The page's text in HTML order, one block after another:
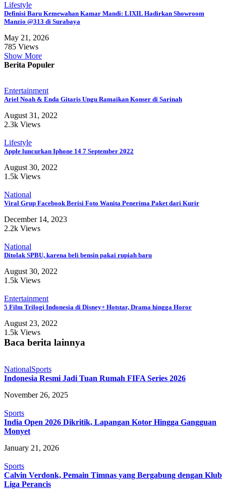
Lifestyle
Definisi Baru Kemewahan Kamar Mandi: LIXIL Hadirkan Showroom
Manzio @313 di Surabaya
May 21, 2026
785 Views
Show More
Berita Populer
Entertainment
Ariel Noah & Enda Gitaris Ungu Ramaikan Konser di Sarinah
August 31, 2022
2.3k Views
Lifestyle
Apple luncurkan Iphone 14 7 September 2022
August 30, 2022
1.5k Views
National
Viral Grup Facebook Berisi Foto Wanita Penerima Paket dari Kurir
December 14, 2023
2.2k Views
National
Ditolak SPBU, karena beli bensin pakai rupiah baru
August 30, 2022
1.5k Views
Entertainment
5 Film Trilogi Indonesia di Disney+ Hotstar, Drama hingga Horor
August 23, 2022
1.5k Views
Baca berita lainnya
NationalSports
Indonesia Resmi Jadi Tuan Rumah FIFA Series 2026
November 26, 2025
Sports
India Open 2026 Dikritik, Lapangan Kotor Hingga Gangguan
Monyet
January 21, 2026
Sports
Calvin Verdonk, Pemain Timnas yang Bergabung dengan Klub
Liga Perancis